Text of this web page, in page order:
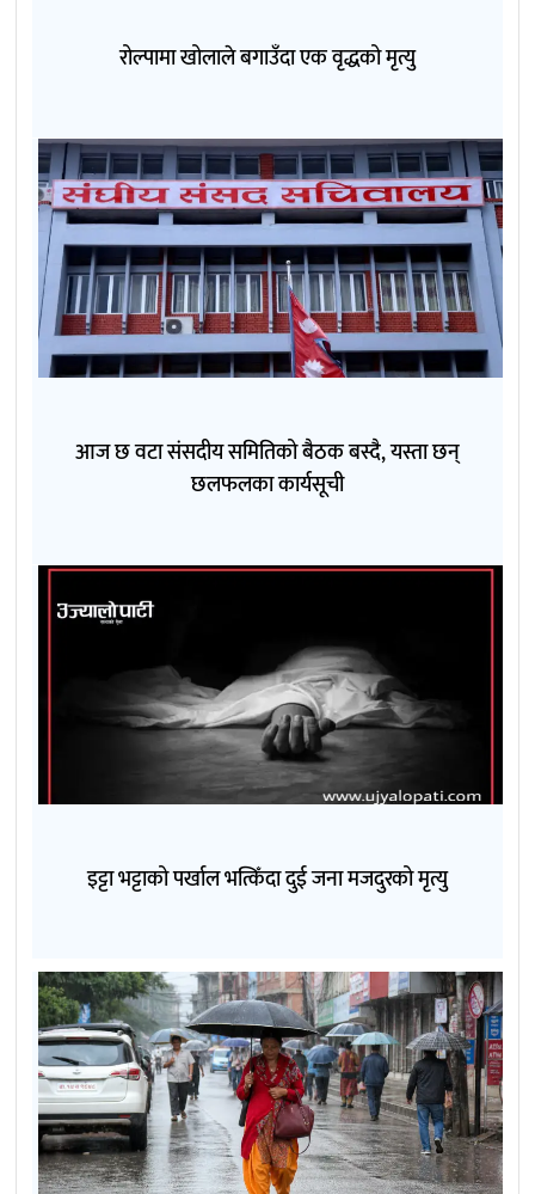
रोल्पामा खोलाले बगाउँदा एक वृद्धको मृत्यु
आज छ वटा संसदीय समितिको बैठक बस्दै, यस्ता छन्
छलफलका कार्यसूची
इट्टा भट्टाको पर्खाल भत्किँदा दुई जना मजदुरको मृत्यु